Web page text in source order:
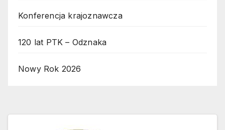
Konferencja krajoznawcza
120 lat PTK – Odznaka
Nowy Rok 2026